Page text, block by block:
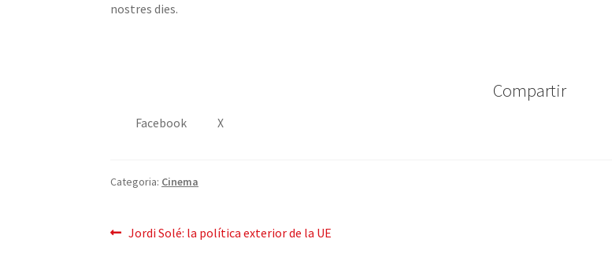
nostres dies.
Compartir
Facebook X
Categoria: Cinema
Navegació
Entrada
Jordi Solé: la política exterior de la UE